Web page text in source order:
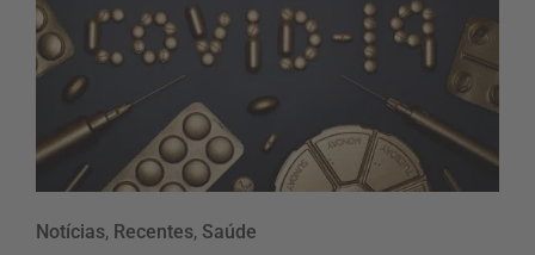
Notícias, Recentes, Saúde